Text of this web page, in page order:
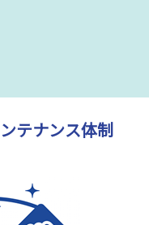
テナンス体制